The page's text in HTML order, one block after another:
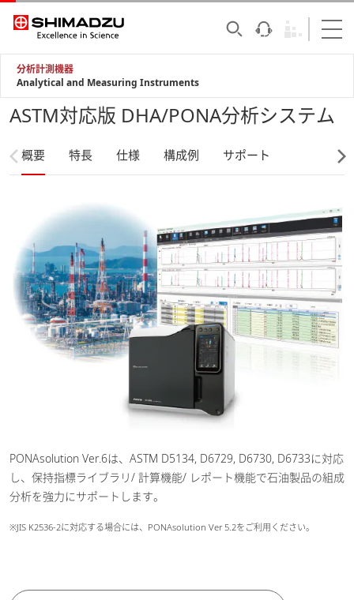
分析計測機器
Analytical and Measuring Instruments
ASTM対応版 DHA/PONA分析システム
概要 特長 仕様 構成例 サポート
PONAsolution Ver.6は、ASTM D5134, D6729, D6730, D6733に対応
し、保持指標ライブラリ/ 計算機能/ レポート機能で石油製品の組成
分析を強力にサポートします。
※JIS K2536-2に対応する場合には、PONAsolution Ver 5.2をご利用ください。